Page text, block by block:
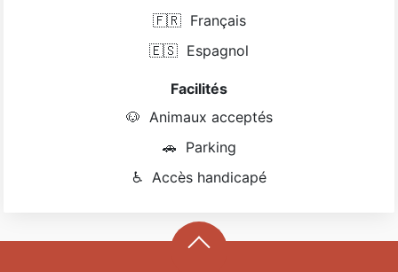
🇫🇷 Français
🇪🇸 Espagnol
Facilités
🐶 Animaux acceptés
🚗 Parking
♿ Accès handicapé